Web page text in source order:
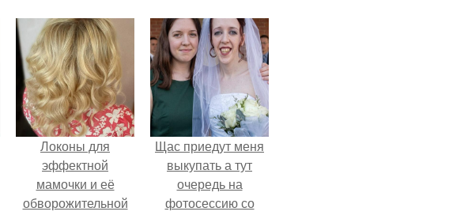
Локоны для
эффектной
мамочки и её
обворожительной
Щас приедут меня
выкупать а тут
очередь на
фотосессию со